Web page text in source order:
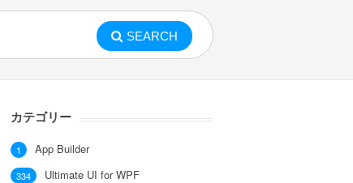
SEARCH
カテゴリー
App Builder
1
Ultimate UI for WPF
334